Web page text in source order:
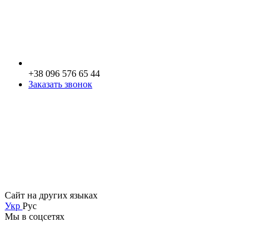
+38 096 576 65 44
Заказать звонок
Сайт на других языках
Укр Рус
Мы в соцсетях